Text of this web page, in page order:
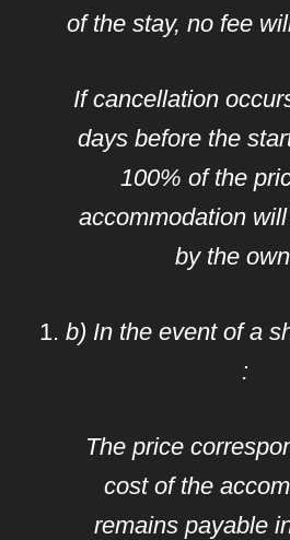
of the stay, no fee
If cancellation
days before the
100% of the
accommodation
by the
b) In the event of a
:
The price
cost of the
remains payable